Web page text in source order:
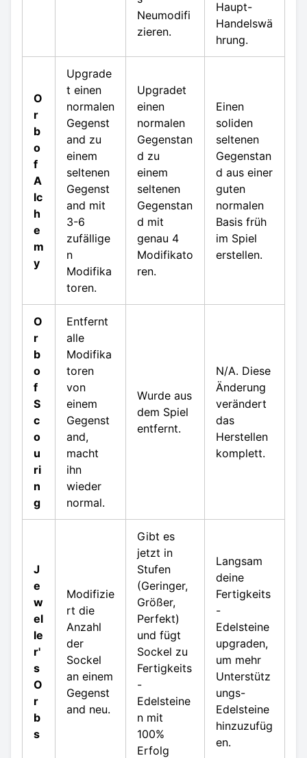
Neumodifi
zieren.
Haupt-
Handelswä
hrung.
O
r
b
o
f
A
lc
h
e
m
y
Upgrade
t einen
normalen
Gegenst
and zu
einem
seltenen
Gegenst
and mit
3-6
zufällige
n
Modifika
toren.
Upgradet
einen
normalen
Gegenstan
d zu
einem
seltenen
Gegenstan
d mit
genau 4
Modifikato
ren.
Einen
soliden
seltenen
Gegenstan
d aus einer
guten
normalen
Basis früh
im Spiel
erstellen.
O
r
b
o
f
S
c
o
u
ri
n
g
Entfernt
alle
Modifika
toren
von
einem
Gegenst
and,
macht
ihn
wieder
normal.
Wurde aus
dem Spiel
entfernt.
N/A. Diese
Änderung
verändert
das
Herstellen
komplett.
J
e
w
el
le
r'
s
O
r
b
s
Modifizie
rt die
Anzahl
der
Sockel
an einem
Gegenst
and neu.
Gibt es
jetzt in
Stufen
(Geringer,
Größer,
Perfekt)
und fügt
Sockel zu
Fertigkeits
-
Edelsteine
n mit
100%
Erfolg
Langsam
deine
Fertigkeits
-
Edelsteine
upgraden,
um mehr
Unterstütz
ungs-
Edelsteine
hinzuzufüg
en.